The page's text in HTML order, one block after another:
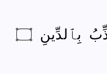
أَرَءَيۡتَ ٱلَّذِي يُكَذِّبُ بِٱلدِّينِ ۝